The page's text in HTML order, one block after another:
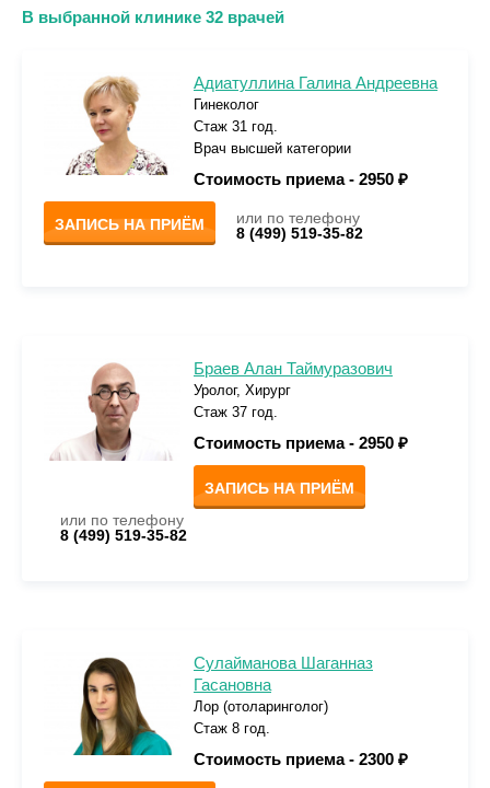
В выбранной клинике 32 врачей
Адиатуллина Галина Андреевна
Гинеколог
Стаж 31 год.
Врач высшей категории
Стоимость приема - 2950 ₽
ЗАПИСЬ НА ПРИЁМ
или по телефону
8 (499) 519-35-82
Браев Алан Таймуразович
Уролог, Хирург
Стаж 37 год.
Стоимость приема - 2950 ₽
ЗАПИСЬ НА ПРИЁМ
или по телефону
8 (499) 519-35-82
Сулайманова Шаганназ
Гасановна
Лор (отоларинголог)
Стаж 8 год.
Стоимость приема - 2300 ₽